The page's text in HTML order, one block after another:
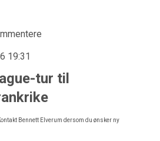
19:31
tur til
Bennett Elverum dersom du ønsker ny